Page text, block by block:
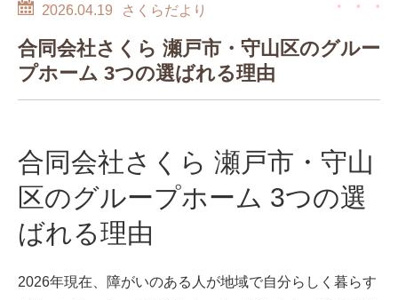
2026.04.19 さくらだより
合同会社さくら 瀬戸市・守山区のグルー
プホーム 3つの選ばれる理由
合同会社さくら 瀬戸市・守山
区のグループホーム 3つの選
ばれる理由
2026年現在、障がいのある人が地域で自分らしく暮らす